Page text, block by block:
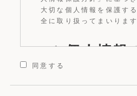
大切な個人情報を保護す
全に取り扱ってまいりま
1.個人情報
得
同意する